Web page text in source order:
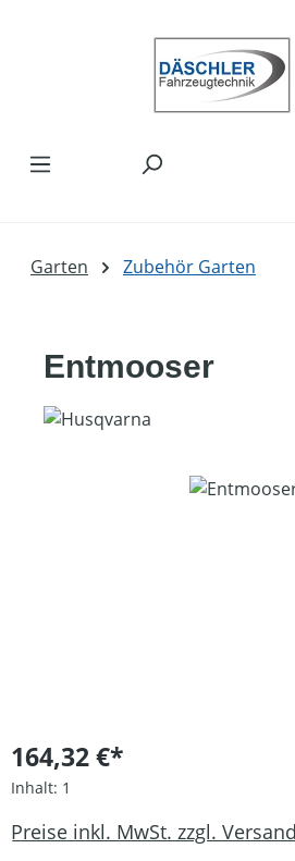
Garten Zubehör Garten
Entmooser
Bildergalerie überspringen
164,32 €*
Inhalt: 1
Preise inkl. MwSt. zzgl.